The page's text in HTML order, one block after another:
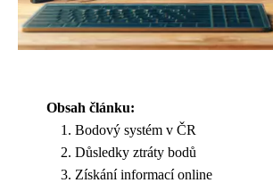
Obsah článku:
Bodový systém v ČR
Důsledky ztráty bodů
Získání informací online